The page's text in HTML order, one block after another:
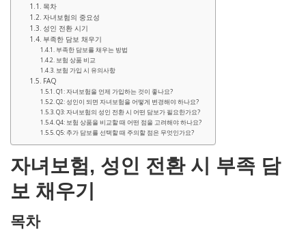
목차
자녀보험의 중요성
성인 전환 시기
부족한 담보 채우기
부족한 담보를 채우는 방법
보험 상품 비교
보험 가입 시 유의사항
FAQ
Q1: 자녀보험을 언제 가입하는 것이 좋나요?
Q2: 성인이 되면 자녀보험을 어떻게 변경해야 하나요?
Q3: 자녀보험의 성인 전환 시 어떤 담보가 필요한가요?
Q4: 보험 상품을 비교할 때 어떤 점을 고려해야 하나요?
Q5: 추가 담보를 선택할 때 주의할 점은 무엇인가요?
자녀보험, 성인 전환 시 부족 담
보 채우기
목차